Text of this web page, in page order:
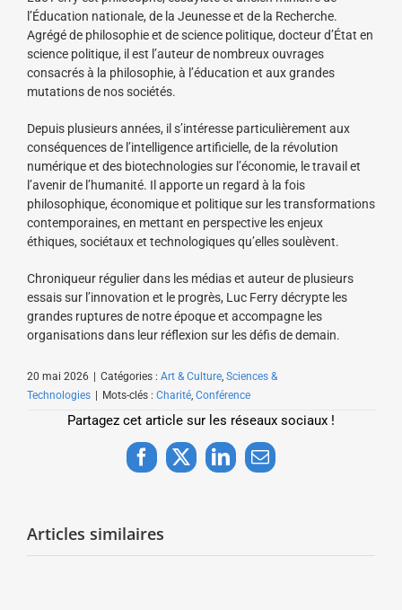
l’Éducation nationale, de la Jeunesse et de la Recherche.
Agrégé de philosophie et de science politique, docteur d’État en
science politique, il est l’auteur de nombreux ouvrages
consacrés à la philosophie, à l’éducation et aux grandes
mutations de nos sociétés.
Depuis plusieurs années, il s’intéresse particulièrement aux
conséquences de l’intelligence artificielle, de la révolution
numérique et des biotechnologies sur l’économie, le travail et
l’avenir de l’humanité. Il apporte un regard à la fois
philosophique, économique et politique sur les transformations
contemporaines, en mettant en perspective les enjeux
éthiques, sociétaux et technologiques qu’elles soulèvent.
Chroniqueur régulier dans les médias et auteur de plusieurs
essais sur l’innovation et le progrès, Luc Ferry décrypte les
grandes ruptures de notre époque et accompagne les
organisations dans leur réflexion sur les défis de demain.
20 mai 2026 Catégories : Art & Culture, Sciences &
Technologies
Mots-clés : Charité, Conférence
Partagez cet article sur les réseaux sociaux !
Facebook
X LinkedInEmail
Articles similaires